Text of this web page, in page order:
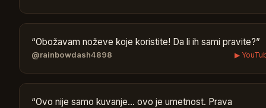
“Obožavam noževe koje koristite! Da li ih sami pravite?”
@rainbowdash4898 ▶
“Ovo nije samo kuvanje… ovo je umetnost. Prava